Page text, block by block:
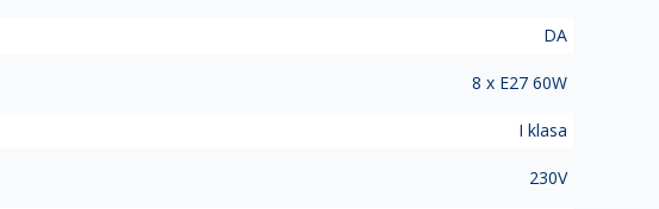
DA
8 x E27 60W
I klasa
230V